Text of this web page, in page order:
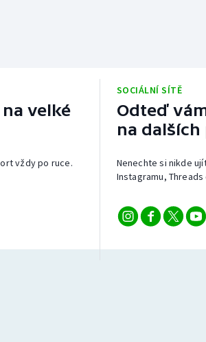
velké
vždy po ruce.
SOCIÁLNÍ SÍTĚ
Odteď
na
Nenechte si nikde
Instagramu,